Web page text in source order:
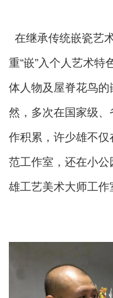
在继承传统嵌瓷艺
重“嵌”入个人艺术特
体人物及屋脊花鸟
然，多次在国家级、
作积累，许少雄不
范工作室，还在小
雄工艺美术大师工作